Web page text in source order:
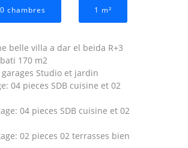
chambres 1 m²
belle villa a dar el beida R+3
170 m2
garages Studio et jardin
04 pieces SDB cuisine et 02
04 pieces SDB cuisine et 02
02 pieces 02 terrasses bien